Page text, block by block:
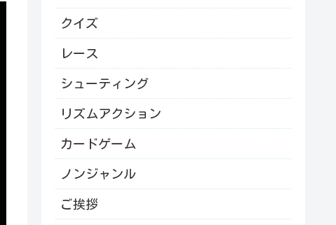
クイズ
レース
シューティング
リズムアクション
カードゲーム
ノンジャンル
ご挨拶